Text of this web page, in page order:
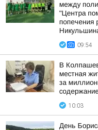
между
"Центра
попечения
09:54
В
местная
за
10:03
День